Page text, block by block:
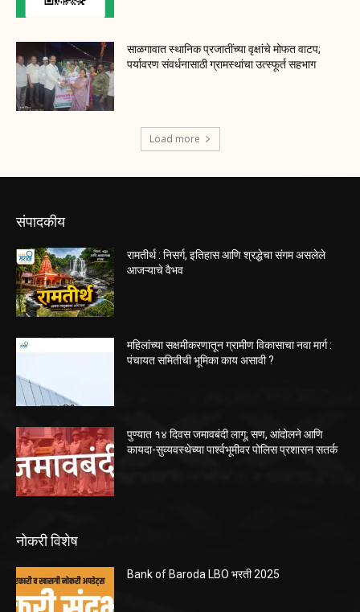
साळगावात स्थानिक प्रजातींच्या वृक्षांचे मोफत वाटप;
पर्यावरण संवर्धनासाठी ग्रामस्थांचा उत्स्फूर्त सहभाग
Load more
संपादकीय
रामतीर्थ : निसर्ग, इतिहास आणि श्रद्धेचा संगम असलेले
आजऱ्याचे वैभव
महिलांच्या सक्षमीकरणातून ग्रामीण विकासाचा नवा मार्ग :
पंचायत समितीची भूमिका काय असावी ?
पुण्यात १४ दिवस जमावबंदी लागू; सण, आंदोलने आणि
कायदा-सुव्यवस्थेच्या पार्श्वभूमीवर पोलिस प्रशासन सतर्क
नोकरी विशेष
Bank of Baroda LBO भरती 2025